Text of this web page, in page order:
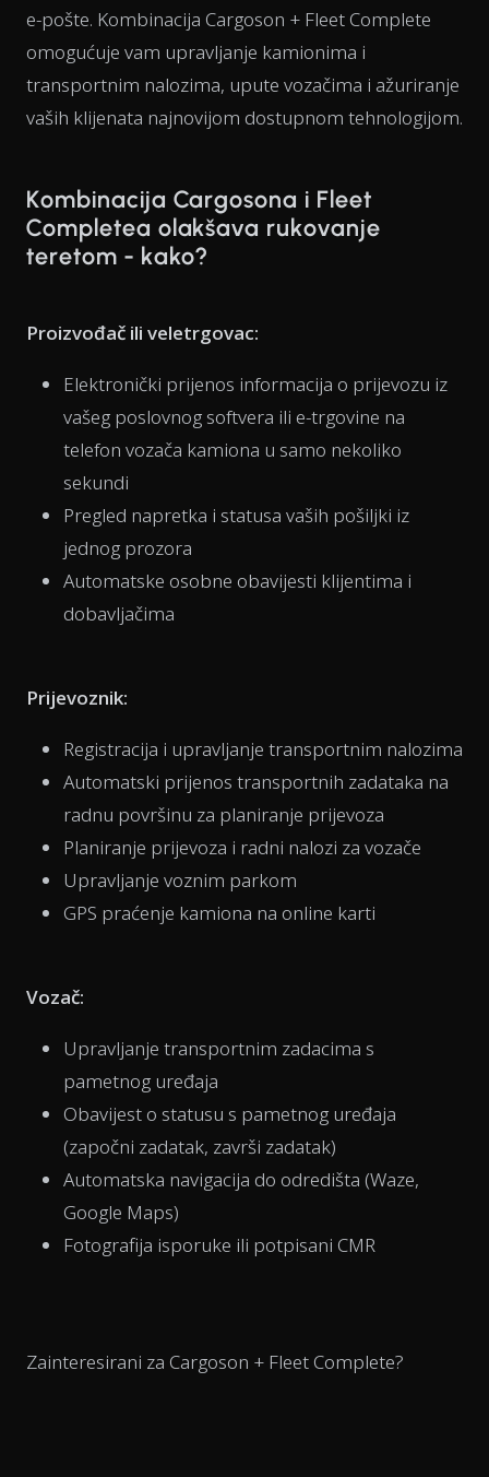
e-pošte. Kombinacija Cargoson + Fleet Complete
omogućuje vam upravljanje kamionima i
transportnim nalozima, upute vozačima i ažuriranje
vaših klijenata najnovijom dostupnom tehnologijom.
Kombinacija Cargosona i Fleet
Completea olakšava rukovanje
teretom - kako?
Proizvođač ili veletrgovac:
Elektronički prijenos informacija o prijevozu iz
vašeg poslovnog softvera ili e-trgovine na
telefon vozača kamiona u samo nekoliko
sekundi
Pregled napretka i statusa vaših pošiljki iz
jednog prozora
Automatske osobne obavijesti klijentima i
dobavljačima
Prijevoznik:
Registracija i upravljanje transportnim nalozima
Automatski prijenos transportnih zadataka na
radnu površinu za planiranje prijevoza
Planiranje prijevoza i radni nalozi za vozače
Upravljanje voznim parkom
GPS praćenje kamiona na online karti
Vozač:
Upravljanje transportnim zadacima s
pametnog uređaja
Obavijest o statusu s pametnog uređaja
(započni zadatak, završi zadatak)
Automatska navigacija do odredišta (Waze,
Google Maps)
Fotografija isporuke ili potpisani CMR
Zainteresirani za Cargoson + Fleet Complete?